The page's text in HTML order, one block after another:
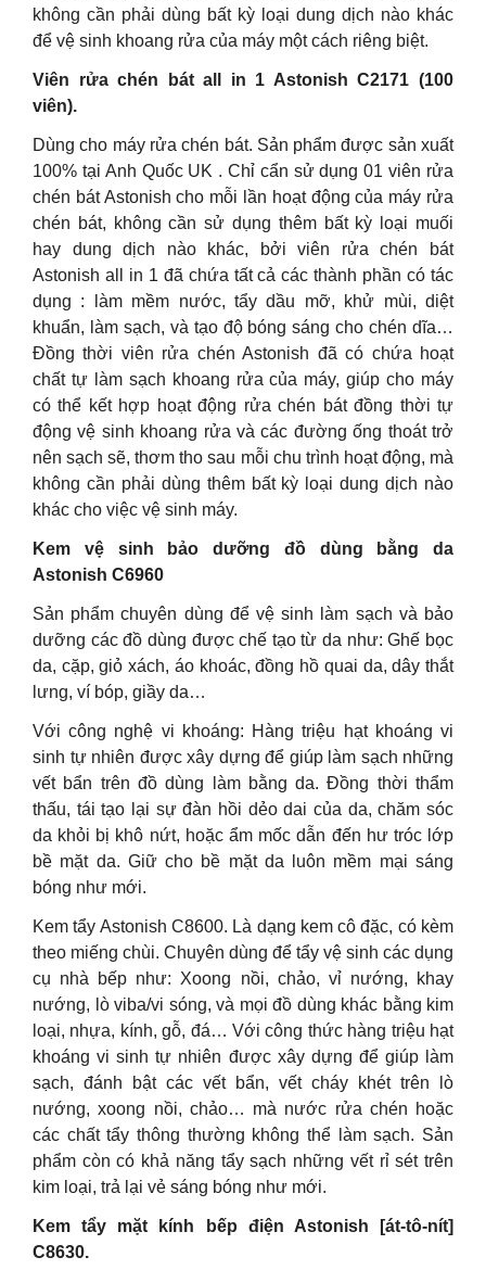
không cần phải dùng bất kỳ loại dung dịch nào khác
để vệ sinh khoang rửa của máy một cách riêng biệt.
Viên rửa chén bát all in 1 Astonish C2171 (100
viên).
Dùng cho máy rửa chén bát. Sản phẩm được sản xuất
100% tại Anh Quốc UK . Chỉ cẩn sử dụng 01 viên rửa
chén bát Astonish cho mỗi lần hoạt động của máy rửa
chén bát, không cần sử dụng thêm bất kỳ loại muối
hay dung dịch nào khác, bởi viên rửa chén bát
Astonish all in 1 đã chứa tất cả các thành phần có tác
dụng : làm mềm nước, tẩy dầu mỡ, khử mùi, diệt
khuẩn, làm sạch, và tạo độ bóng sáng cho chén dĩa…
Đồng thời viên rửa chén Astonish đã có chứa hoạt
chất tự làm sạch khoang rửa của máy, giúp cho máy
có thể kết hợp hoạt động rửa chén bát đồng thời tự
động vệ sinh khoang rửa và các đường ống thoát trở
nên sạch sẽ, thơm tho sau mỗi chu trình hoạt động, mà
không cần phải dùng thêm bất kỳ loại dung dịch nào
khác cho việc vệ sinh máy.
Kem vệ sinh bảo dưỡng đồ dùng bằng da
Astonish C6960
Sản phẩm chuyên dùng để vệ sinh làm sạch và bảo
dưỡng các đồ dùng được chế tạo từ da như: Ghế bọc
da, cặp, giỏ xách, áo khoác, đồng hồ quai da, dây thắt
lưng, ví bóp, giầy da…
Với công nghệ vi khoáng: Hàng triệu hạt khoáng vi
sinh tự nhiên được xây dựng để giúp làm sạch những
vết bẩn trên đồ dùng làm bằng da. Đồng thời thẩm
thấu, tái tạo lại sự đàn hồi dẻo dai của da, chăm sóc
da khỏi bị khô nứt, hoặc ẩm mốc dẫn đến hư tróc lớp
bề mặt da. Giữ cho bề mặt da luôn mềm mại sáng
bóng như mới.
Kem tẩy Astonish C8600. Là dạng kem cô đặc, có kèm
theo miếng chùi. Chuyên dùng để tẩy vệ sinh các dụng
cụ nhà bếp như: Xoong nồi, chảo, vỉ nướng, khay
nướng, lò viba/vi sóng, và mọi đồ dùng khác bằng kim
loại, nhựa, kính, gỗ, đá… Với công thức hàng triệu hạt
khoáng vi sinh tự nhiên được xây dựng để giúp làm
sạch, đánh bật các vết bẩn, vết cháy khét trên lò
nướng, xoong nồi, chảo… mà nước rửa chén hoặc
các chất tẩy thông thường không thể làm sạch. Sản
phẩm còn có khả năng tẩy sạch những vết rỉ sét trên
kim loại, trả lại vẻ sáng bóng như mới.
Kem tẩy mặt kính bếp điện Astonish [át-tô-nít]
C8630.